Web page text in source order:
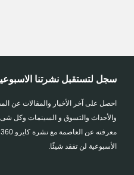
سجل لتستقبل نشرتنا
احصل على آخر الأخبار والمقالات عن
والأحداث والتسوق و السينمات وكل
معرفته عن العاصمة مع نشرة كايرو 360
الأسبوعية لن تفقد شيئًا.